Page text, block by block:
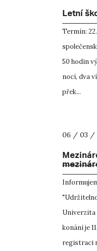
Letní
Termín:
50 hodin
nocí, dva
přek...
06 / 03 /
Univerzita
konání je
registraci